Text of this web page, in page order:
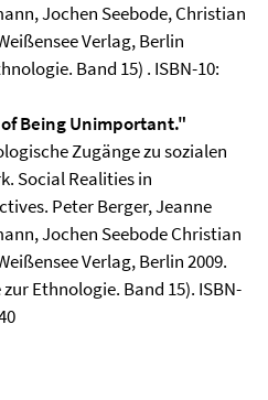
Jochen Seebode, Christian
Verlag, Berlin
Band 15) . ISBN-10:
Being Unimportant."
Zugänge zu sozialen
Social Realities in
Peter Berger, Jeanne
Jochen Seebode Christian
Verlag, Berlin 2009.
Ethnologie. Band 15). ISBN-